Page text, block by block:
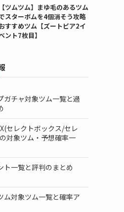
【ツムツム】まゆ毛のあるツム
スターボムを4個消そう攻略
すすめツム【ズートピア2イ
ント7枚目】
ガチャ対象ツム一覧と過
セレクトボックス/セレ
対象ツム・予想確率一
ト一覧と評判のまとめ
ム対象ツム一覧と確率ア